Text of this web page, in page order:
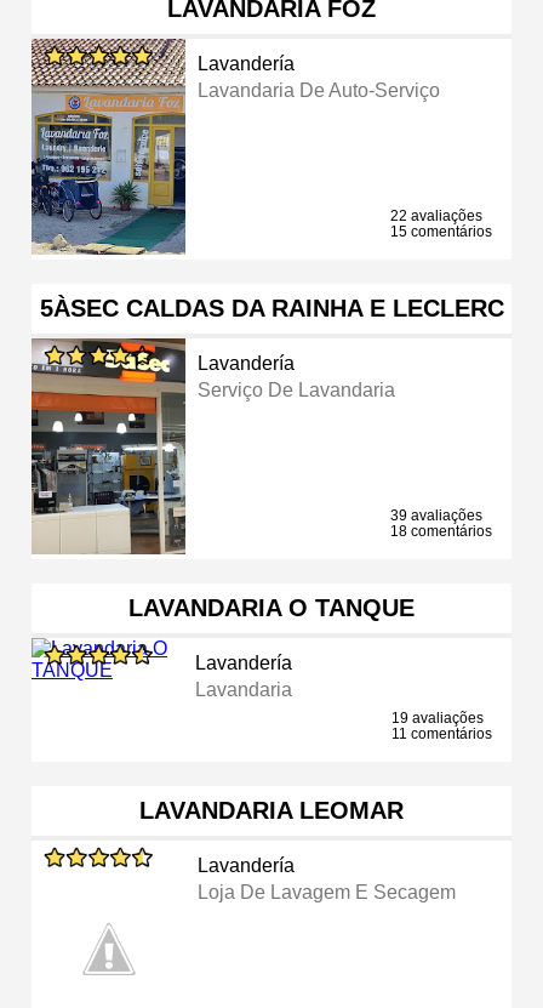
LAVANDARIA FOZ
Lavandería
Lavandaria De Auto-Serviço
22 avaliações
15 comentários
5ÀSEC CALDAS DA RAINHA E LECLERC
Lavandería
Serviço De Lavandaria
39 avaliações
18 comentários
LAVANDARIA O TANQUE
Lavandería
Lavandaria
19 avaliações
11 comentários
LAVANDARIA LEOMAR
Lavandería
Loja De Lavagem E Secagem